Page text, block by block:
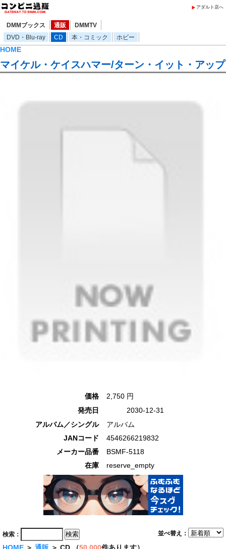
アダルト店へ
DMMブックス 通販
DMMTV
DVD・Blu-ray
CD 本・コミック ホビー
HOME
マイケル・ケイスハマー/ターン・イット・アップ
価格
2,750 円
発売日
2030-12-31
アルバム／シングル
アルバム
JANコード
4546266219832
メーカー品番
BSMF-5118
在庫
reserve_empty
並べ替え：
検索：
HOME ＞ 通販 ＞ CD （50,000件あります）